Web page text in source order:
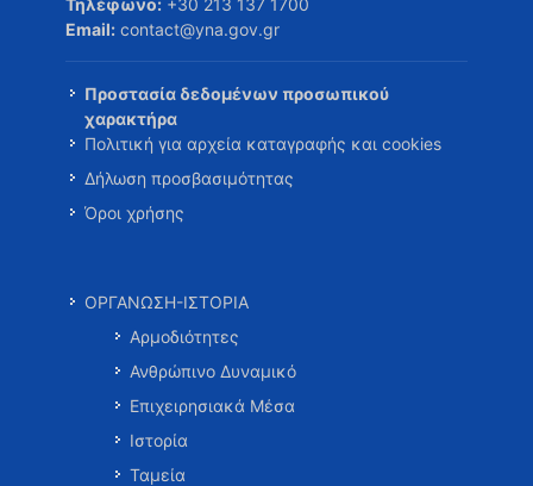
Τηλέφωνο: +30 213 137 1700
Email: contact@yna.gov.gr
Προστασία δεδομένων προσωπικού
χαρακτήρα
Πολιτική για αρχεία καταγραφής και cookies
Δήλωση προσβασιμότητας
Όροι χρήσης
ΟΡΓΑΝΩΣΗ-ΙΣΤΟΡΙΑ
Αρμοδιότητες
Ανθρώπινο Δυναμικό
Επιχειρησιακά Μέσα
Ιστορία
Ταμεία